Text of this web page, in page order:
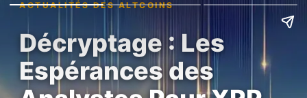
ACTUALITÉS DES ALTCOINS
Décryptage : Les
Espérances des